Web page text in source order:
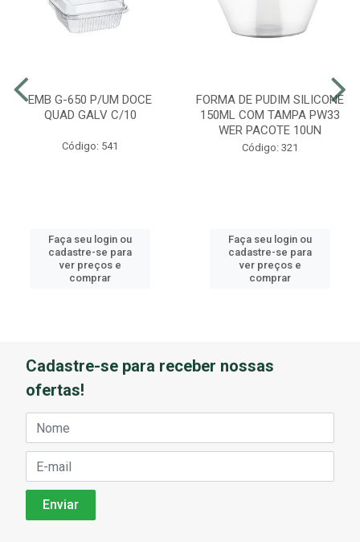
EMB G-650 P/UM DOCE
QUAD GALV C/10
Código: 541
Faça seu login ou
cadastre-se para
ver preços e
comprar
FORMA DE PUDIM SILICONE
150ML COM TAMPA PW33
WER PACOTE 10UN
Código: 321
Faça seu login ou
cadastre-se para
ver preços e
comprar
Cadastre-se para receber nossas
ofertas!